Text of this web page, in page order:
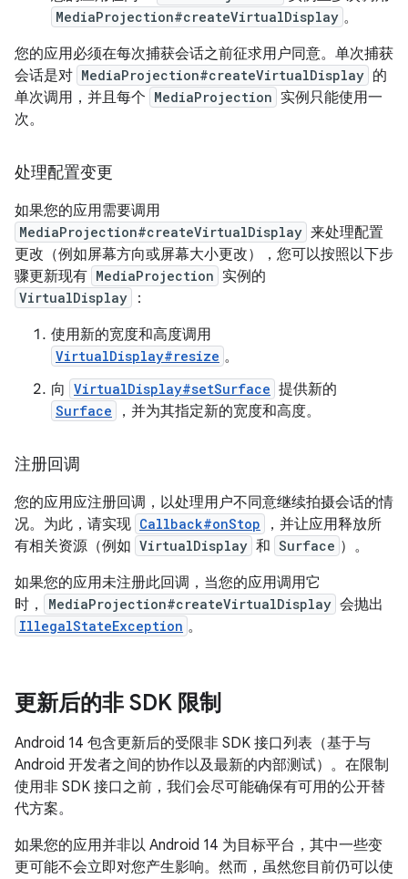
MediaProjection#createVirtualDisplay 。
您的应用必须在每次捕获会话之前征求用户同意。单次捕获
会话是对 MediaProjection#createVirtualDisplay 的
单次调用，并且每个 MediaProjection 实例只能使用一
次。
处理配置变更
如果您的应用需要调用
MediaProjection#createVirtualDisplay 来处理配置
更改（例如屏幕方向或屏幕大小更改），您可以按照以下步
骤更新现有 MediaProjection 实例的
VirtualDisplay
：
使用新的宽度和高度调用
VirtualDisplay#resize 。
向 VirtualDisplay#setSurface 提供新的
Surface ，并为其指定新的宽度和高度。
注册回调
您的应用应注册回调，以处理用户不同意继续拍摄会话的情
况。为此，请实现 Callback#onStop
，并让应用释放所
有相关资源（例如 VirtualDisplay 和 Surface ）。
如果您的应用未注册此回调，当您的应用调用它
时，
MediaProjection#createVirtualDisplay 会抛出
IllegalStateException 。
更新后的非 SDK 限制
Android 14 包含更新后的受限非 SDK 接口列表（基于与
Android 开发者之间的协作以及最新的内部测试）。在限制
使用非 SDK 接口之前，我们会尽可能确保有可用的公开替
代方案。
如果您的应用并非以 Android 14 为目标平台，其中一些变
更可能不会立即对您产生影响。然而，虽然您目前仍可以使